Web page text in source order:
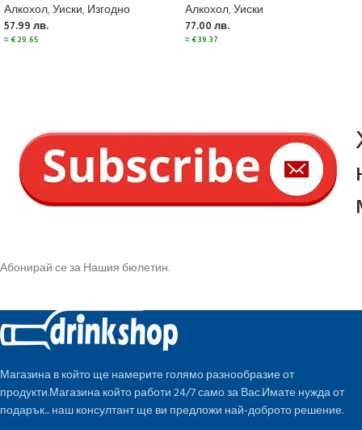
Алкохол,Уиски,Изгодно
57.99 лв.
≈€29.65
Алкохол,Уиски
77.00 лв.
≈€39.37
Абонирай се за Нашия бюлетин.
Магазина в който ще намерите голямо разнообразие от
продукти.Магазина който работи 24/7 само за Вас.Имате нужда от
подарък... наш консултант ще ви предложи най-доброто решение.